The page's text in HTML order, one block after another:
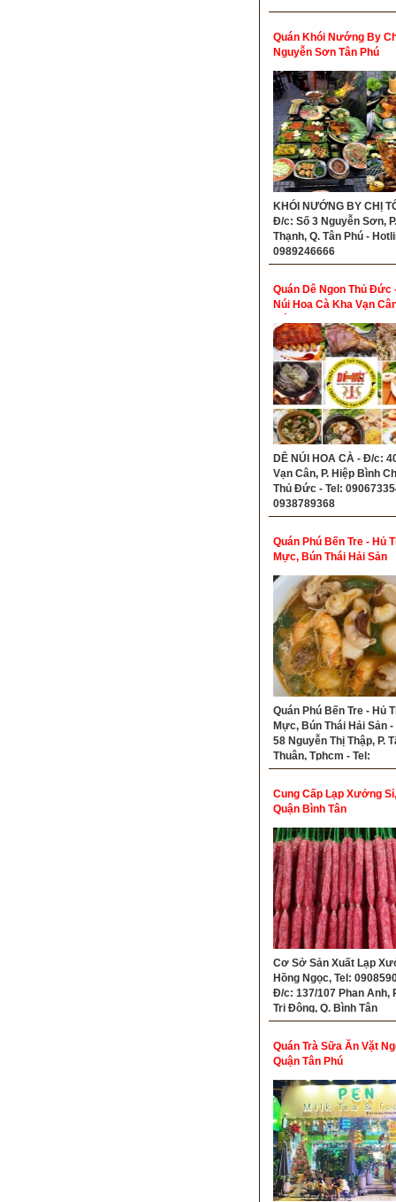
Quán Khói Nướng By
Nguyễn Sơn Tân Phú
KHÓI NƯỚNG BY CHỊ
Đ/c: Số 3 Nguyễn Sơn,
Thạnh, Q. Tân Phú -
0989246666
Quán Dê Ngon Thủ Đức
Núi Hoa Cà Kha Vạn
DÊ NÚI HOA CÀ - Đ/c:
Vạn Cân, P. Hiệp Bình
Thủ Đức - Tel:
0938789368
Quán Phú Bến Tre - Hủ
Mực, Bún Thái Hải Sản
Quán Phú Bến Tre - Hủ
Mực, Bún Thái Hải Sản
58 Nguyễn Thị Thập, P.
Thuận, Tphcm - Tel:
0907399062
Cung Cấp Lạp Xưởng
Quận Bình Tân
Cơ Sở Sản Xuất Lạp
Hồng Ngọc, Tel:
Đ/c: 137/107 Phan Anh,
Trị Đông, Q. Bình Tân
Quán Trà Sữa Ăn Vặt
Quận Tân Phú